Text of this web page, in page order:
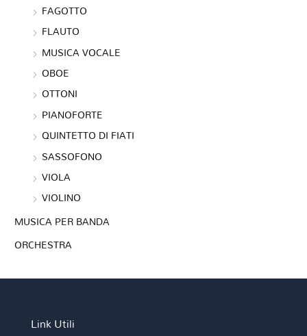
FAGOTTO
FLAUTO
MUSICA VOCALE
OBOE
OTTONI
PIANOFORTE
QUINTETTO DI FIATI
SASSOFONO
VIOLA
VIOLINO
MUSICA PER BANDA
ORCHESTRA
Link Utili